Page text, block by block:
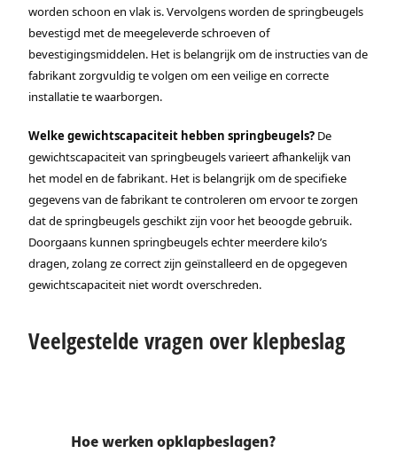
worden schoon en vlak is. Vervolgens worden de springbeugels
bevestigd met de meegeleverde schroeven of
bevestigingsmiddelen. Het is belangrijk om de instructies van de
fabrikant zorgvuldig te volgen om een veilige en correcte
installatie te waarborgen.
Welke gewichtscapaciteit hebben springbeugels? De
gewichtscapaciteit van springbeugels varieert afhankelijk van
het model en de fabrikant. Het is belangrijk om de specifieke
gegevens van de fabrikant te controleren om ervoor te zorgen
dat de springbeugels geschikt zijn voor het beoogde gebruik.
Doorgaans kunnen springbeugels echter meerdere kilo’s
dragen, zolang ze correct zijn geïnstalleerd en de opgegeven
gewichtscapaciteit niet wordt overschreden.
Veelgestelde vragen over klepbeslag
Hoe werken opklapbeslagen?